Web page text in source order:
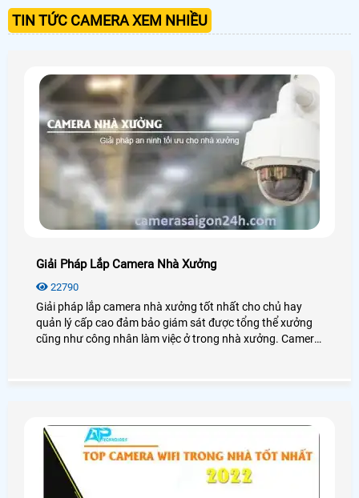
TIN TỨC CAMERA XEM NHIỀU
Giải Pháp Lắp Camera Nhà Xưởng
22790
Giải pháp lắp camera nhà xưởng tốt nhất cho chủ hay
quản lý cấp cao đảm bảo giám sát được tổng thể xưởng
cũng như công nhân làm việc ở trong nhà xưởng. Camera